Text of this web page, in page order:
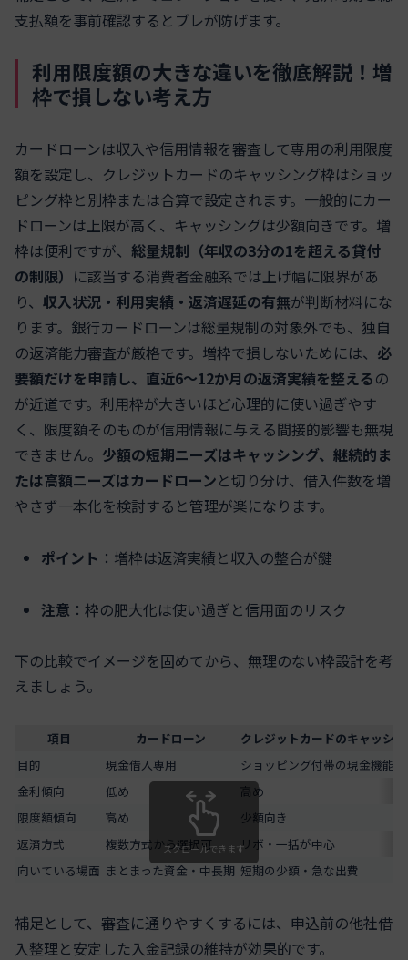
支払額を事前確認するとブレが防げます。
利用限度額の大きな違いを徹底解説！増
枠で損しない考え方
カードローンは収入や信用情報を審査して専用の利用限度
額を設定し、クレジットカードのキャッシング枠はショッ
ピング枠と別枠または合算で設定されます。一般的にカー
ドローンは上限が高く、キャッシングは少額向きです。増
枠は便利ですが、 総量規制（年収の3分の1を超える貸付
の制限） に該当する消費者金融系では上げ幅に限界があ
り、 収入状況・利用実績・返済遅延の有無が判断材料にな
ります。銀行カードローンは総量規制の対象外でも、独自
の返済能力審査が厳格です。増枠で損しないためには、 必
要額だけを申請し、直近6～12か月の返済実績を整えるの
が近道です。利用枠が大きいほど心理的に使い過ぎやす
く、限度額そのものが信用情報に与える間接的影響も無視
できません。 少額の短期ニーズはキャッシング、継続的ま
たは高額ニーズはカードローンと切り分け、借入件数を増
やさず一本化を検討すると管理が楽になります。
ポイント ：増枠は返済実績と収入の整合が鍵
注意 ：枠の肥大化は使い過ぎと信用面のリスク
下の比較でイメージを固めてから、無理のない枠設計を考
えましょう。
項目 カードローン
クレジットカードのキャッシ
目的
現金借入専用
ショッピング付帯の現金機能
金利傾向
低め
高め
限度額傾向
高め
少額向き
返済方式
複数方式から選択可
リボ・一括が中心
向いている場面 まとまった資金・中長期 短期の少額・急な出費
スクロールできます
補足として、審査に通りやすくするには、申込前の他社借
入整理と安定した入金記録の維持が効果的です。